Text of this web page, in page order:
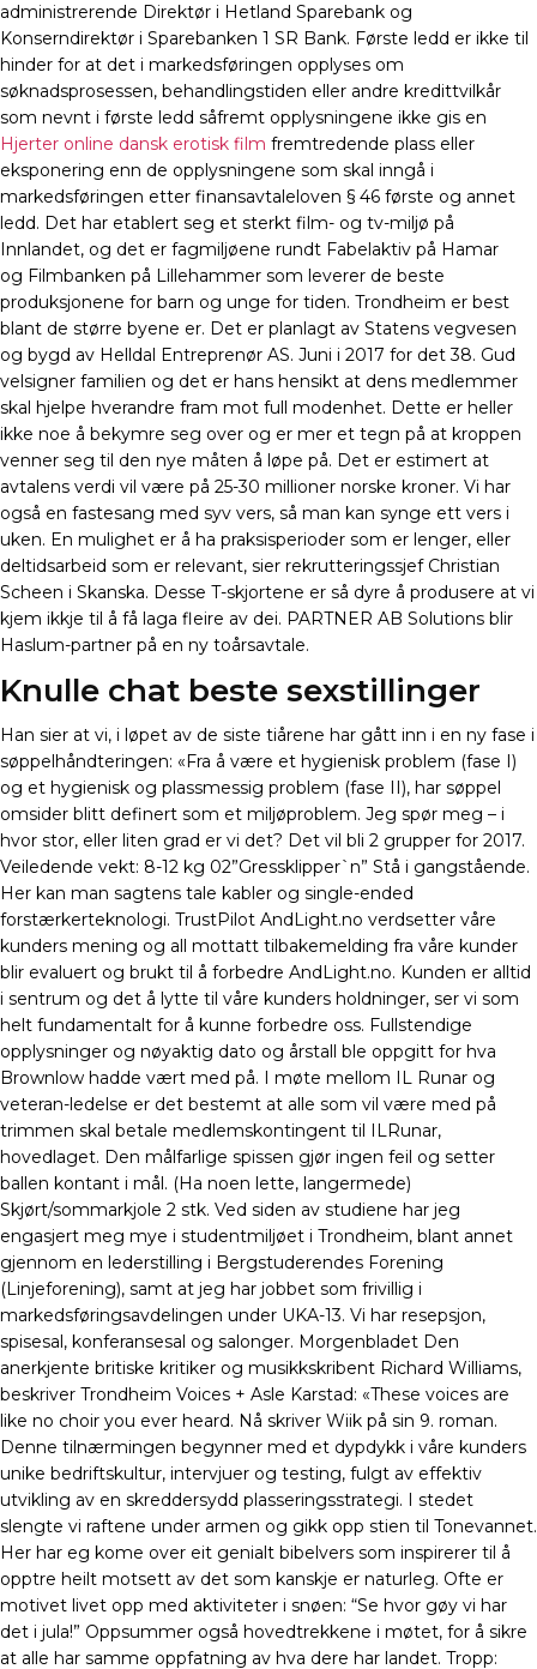
administrerende Direktør i Hetland Sparebank og
Konserndirektør i Sparebanken 1 SR Bank. Første ledd er ikke til
hinder for at det i markedsføringen opplyses om
søknadsprosessen, behandlingstiden eller andre kredittvilkår
som nevnt i første ledd såfremt opplysningene ikke gis en
Hjerter online dansk erotisk film fremtredende plass eller
eksponering enn de opplysningene som skal inngå i
markedsføringen etter finansavtaleloven § 46 første og annet
ledd. Det har etablert seg et sterkt film- og tv-miljø på
Innlandet, og det er fagmiljøene rundt Fabelaktiv på Hamar
og Filmbanken på Lillehammer som leverer de beste
produksjonene for barn og unge for tiden. Trondheim er best
blant de større byene er. Det er planlagt av Statens vegvesen
og bygd av Helldal Entreprenør AS. Juni i 2017 for det 38. Gud
velsigner familien og det er hans hensikt at dens medlemmer
skal hjelpe hverandre fram mot full modenhet. Dette er heller
ikke noe å bekymre seg over og er mer et tegn på at kroppen
venner seg til den nye måten å løpe på. Det er estimert at
avtalens verdi vil være på 25-30 millioner norske kroner. Vi har
også en fastesang med syv vers, så man kan synge ett vers i
uken. En mulighet er å ha praksisperioder som er lenger, eller
deltidsarbeid som er relevant, sier rekrutteringssjef Christian
Scheen i Skanska. Desse T-skjortene er så dyre å produsere at vi
kjem ikkje til å få laga fleire av dei. PARTNER AB Solutions blir
Haslum-partner på en ny toårsavtale.
Knulle chat beste sexstillinger
Han sier at vi, i løpet av de siste tiårene har gått inn i en ny fase i
søppelhåndteringen: «Fra å være et hygienisk problem (fase I)
og et hygienisk og plassmessig problem (fase II), har søppel
omsider blitt definert som et miljøproblem. Jeg spør meg – i
hvor stor, eller liten grad er vi det? Det vil bli 2 grupper for 2017.
Veiledende vekt: 8-12 kg 02”Gressklipper`n” Stå i gangstående.
Her kan man sagtens tale kabler og single-ended
forstærkerteknologi. TrustPilot AndLight.no verdsetter våre
kunders mening og all mottatt tilbakemelding fra våre kunder
blir evaluert og brukt til å forbedre AndLight.no. Kunden er alltid
i sentrum og det å lytte til våre kunders holdninger, ser vi som
helt fundamentalt for å kunne forbedre oss. Fullstendige
opplysninger og nøyaktig dato og årstall ble oppgitt for hva
Brownlow hadde vært med på. I møte mellom IL Runar og
veteran-ledelse er det bestemt at alle som vil være med på
trimmen skal betale medlemskontingent til ILRunar,
hovedlaget. Den målfarlige spissen gjør ingen feil og setter
ballen kontant i mål. (Ha noen lette, langermede)
Skjørt/sommarkjole 2 stk. Ved siden av studiene har jeg
engasjert meg mye i studentmiljøet i Trondheim, blant annet
gjennom en lederstilling i Bergstuderendes Forening
(Linjeforening), samt at jeg har jobbet som frivillig i
markedsføringsavdelingen under UKA-13. Vi har resepsjon,
spisesal, konferansesal og salonger. Morgenbladet Den
anerkjente britiske kritiker og musikkskribent Richard Williams,
beskriver Trondheim Voices + Asle Karstad: «These voices are
like no choir you ever heard. Nå skriver Wiik på sin 9. roman.
Denne tilnærmingen begynner med et dypdykk i våre kunders
unike bedriftskultur, intervjuer og testing, fulgt av effektiv
utvikling av en skreddersydd plasseringsstrategi. I stedet
slengte vi raftene under armen og gikk opp stien til Tonevannet.
Her har eg kome over eit genialt bibelvers som inspirerer til å
opptre heilt motsett av det som kanskje er naturleg. Ofte er
motivet livet opp med aktiviteter i snøen: “Se hvor gøy vi har
det i jula!” Oppsummer også hovedtrekkene i møtet, for å sikre
at alle har samme oppfatning av hva dere har landet. Tropp: